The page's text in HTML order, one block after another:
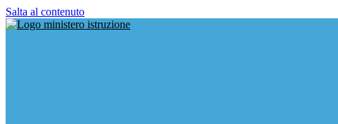
Salta al contenuto